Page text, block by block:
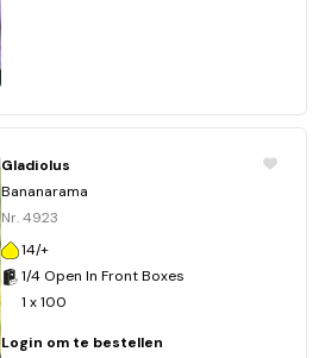
Gladiolus
Bananarama
Nr. 4923
14/+
1/4 Open In Front Boxes
1 x 100
Login om te bestellen